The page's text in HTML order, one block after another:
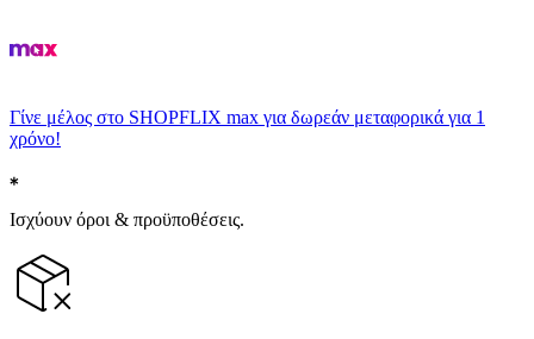
Γίνε μέλος στο SHOPFLIX max για δωρεάν μεταφορικά για 1
χρόνο!
Ισχύουν όροι & προϋποθέσεις.